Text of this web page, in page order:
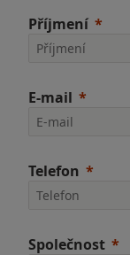
Příjmení
E-mail
Telefon
Společnost